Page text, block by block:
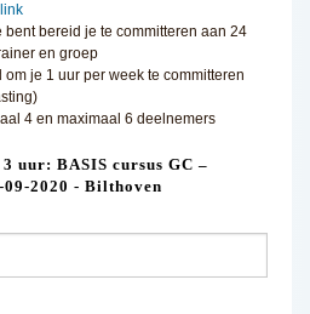
bereid je te committeren aan 24
en groep
je 1 uur per week te committeren
4 en maximaal 6 deelnemers
uur: BASIS cursus GC –
09-2020 - Bilthoven